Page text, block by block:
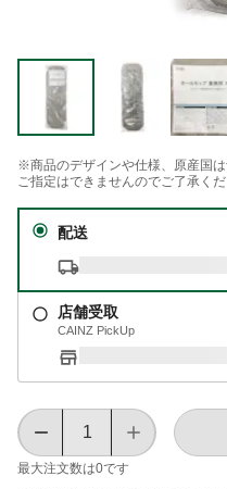
※商品のデザインや仕様、原産国は
ご指定はできませんのでご了承くだ
配送
店舗受取
CAINZ PickUp
最大注文数は0です